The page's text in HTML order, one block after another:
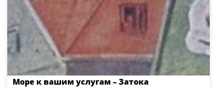
Море к вашим услугам – Затока